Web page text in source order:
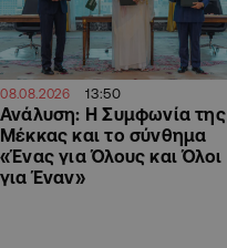
08.08.2026 13:50
Ανάλυση: Η Συμφωνία της
Μέκκας και το σύνθημα
«Ένας για Όλους και Όλοι
για Έναν»